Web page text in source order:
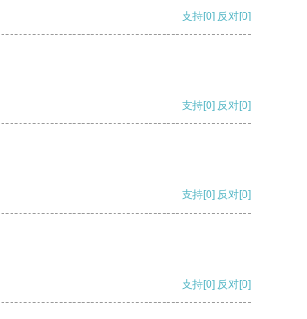
支持[0] 反对[0]
支持[0] 反对[0]
支持[0] 反对[0]
支持[0] 反对[0]